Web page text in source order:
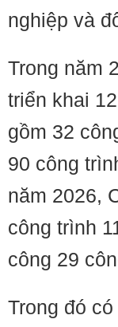
nghiệp và
Trong năm
triển khai
gồm 32
90 công
năm 2026,
công trình
công 29
Trong đó